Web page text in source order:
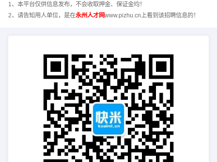
1、本平台仅供信息发布，不会收取押金、保证金均！
2、请告知用人单位，是在永州人才网www.pizhu.cn上看到该招聘信息的！